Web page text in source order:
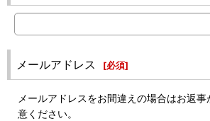
メールアドレス [必須]
メールアドレスをお間違えの場合はお返
意ください。